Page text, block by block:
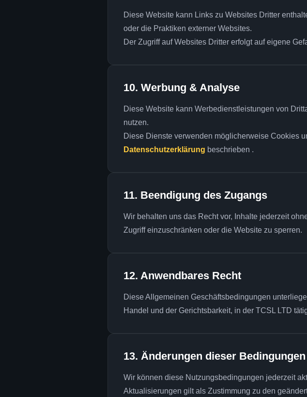
Diese Website kann Links zu Websites Dritter
oder die Praktiken externer Websites.
Der Zugriff auf Websites Dritter erfolgt auf eigene
10. Werbung & Analyse
Diese Website kann Werbedienstleistungen von
nutzen.
Diese Dienste verwenden möglicherweise Cookies
Datenschutzerklärung beschrieben .
11. Beendigung des Zugangs
Wir behalten uns das Recht vor, Inhalte jederzeit
Zugriff einzuschränken oder die Website zu sperren.
12. Anwendbares Recht
Diese Allgemeinen Geschäftsbedingungen
Handel und der Gerichtsbarkeit, in der TCSL LTD
13. Änderungen dieser Bedingungen
Wir können diese Nutzungsbedingungen jederzeit
Aktualisierungen gilt als Zustimmung zu den